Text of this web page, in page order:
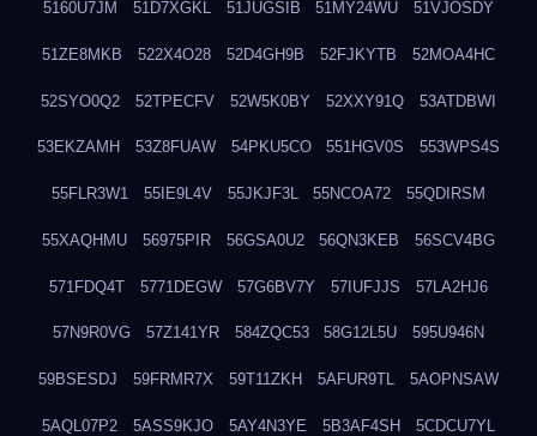
5160U7JM 51D7XGKL 51JUGSIB 51MY24WU 51VJOSDY
51ZE8MKB 522X4O28 52D4GH9B 52FJKYTB 52MOA4HC
52SYO0Q2 52TPECFV 52W5K0BY 52XXY91Q 53ATDBWI
53EKZAMH 53Z8FUAW 54PKU5CO 551HGV0S 553WPS4S
55FLR3W1 55IE9L4V 55JKJF3L 55NCOA72 55QDIRSM
55XAQHMU 56975PIR 56GSA0U2 56QN3KEB 56SCV4BG
571FDQ4T 5771DEGW 57G6BV7Y 57IUFJJS 57LA2HJ6
57N9R0VG 57Z141YR 584ZQC53 58G12L5U 595U946N
59BSESDJ 59FRMR7X 59T11ZKH 5AFUR9TL 5AOPNSAW
5AQL07P2 5ASS9KJO 5AY4N3YE 5B3AF4SH 5CDCU7YL